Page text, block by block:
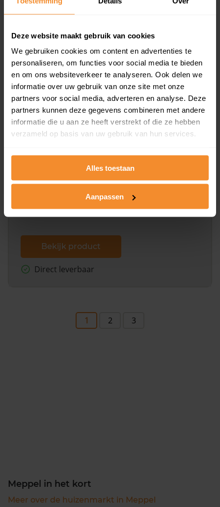
Deze website maakt gebruik van cookies
We gebruiken cookies om content en advertenties te
personaliseren, om functies voor social media te bieden
en om ons websiteverkeer te analyseren. Ook delen we
informatie over uw gebruik van onze site met onze
partners voor social media, adverteren en analyse. Deze
partners kunnen deze gegevens combineren met andere
informatie die u aan ze heeft verstrekt of die ze hebben
verzameld op basis van uw gebruik van hun services.
Alles toestaan
Aanpassen
Bekijk product
Direct leverbaar
Een uitgebreid overzicht van het perceel en
dit inclusief de luchtfoto!
Bekijk product
Direct leverbaar
1 2 3
Meppel in het kort
Meer over de huizenmarkt in Meppel